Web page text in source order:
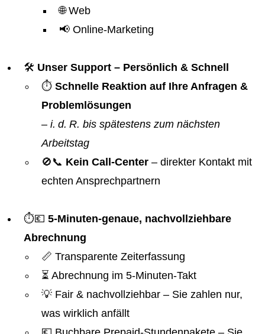
🌐 Web
📢 Online-Marketing
🛠️ Unser Support – Persönlich & Schnell
⏱️ Schnelle Reaktion auf Ihre Anfragen &
Problemlösungen
– i. d. R. bis spätestens zum nächsten
Arbeitstag
🚫📞 Kein Call-Center – direkter Kontakt mit
echten Ansprechpartnern
⏱️💶 5-Minuten-genaue, nachvollziehbare
Abrechnung
📏 Transparente Zeiterfassung
⏳ Abrechnung im 5-Minuten-Takt
💡 Fair & nachvollziehbar – Sie zahlen nur,
was wirklich anfällt